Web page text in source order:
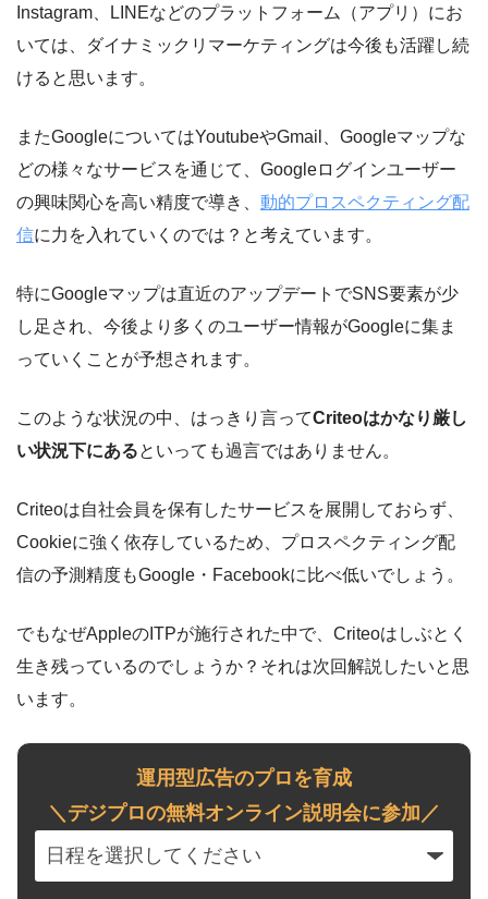
Instagram、LINEなどのプラットフォーム（アプリ）にお
いては、ダイナミックリマーケティングは今後も活躍し続
けると思います。
またGoogleについてはYoutubeやGmail、Googleマップな
どの様々なサービスを通じて、Googleログインユーザー
の興味関心を高い精度で導き、 動的プロスペクティング配
信に力を入れていくのでは？と考えています。
特にGoogleマップは直近のアップデートでSNS要素が少
し足され、今後より多くのユーザー情報がGoogleに集ま
っていくことが予想されます。
このような状況の中、はっきり言ってCriteoはかなり厳し
い状況下にあるといっても過言ではありません。
Criteoは自社会員を保有したサービスを展開しておらず、
Cookieに強く依存しているため、プロスペクティング配
信の予測精度もGoogle・Facebookに比べ低いでしょう。
でもなぜAppleのITPが施行された中で、Criteoはしぶとく
生き残っているのでしょうか？それは次回解説したいと思
います。
運用型広告のプロを育成
＼デジプロの無料オンライン説明会に参加／